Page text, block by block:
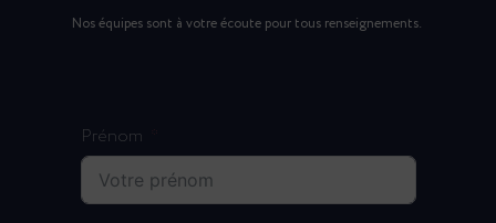
Nos équipes sont à votre écoute pour tous renseignements.
Prénom